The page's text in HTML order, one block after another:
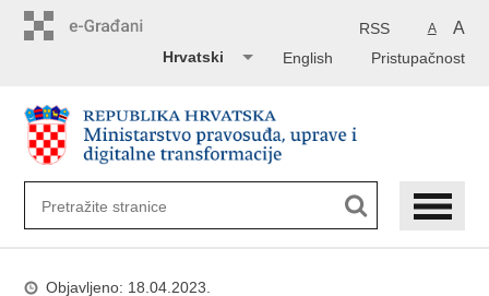
A A
RSS
Pristupačnost
English
Hrvatski
Objavljeno: 18.04.2023.